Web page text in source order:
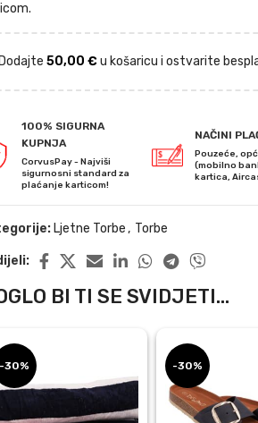
Dodajte 50,00 € u košaricu i ostvarite
100% SIGURNA
KUPNJA
CorvusPay - Najviši
sigurnosni standard za
plaćanje karticom!
NAČINI
Pouzeće,
(mobilno
kartica,
Ljetne Torbe, Torbe
BI TI SE SVIDJETI...
-30% -30%